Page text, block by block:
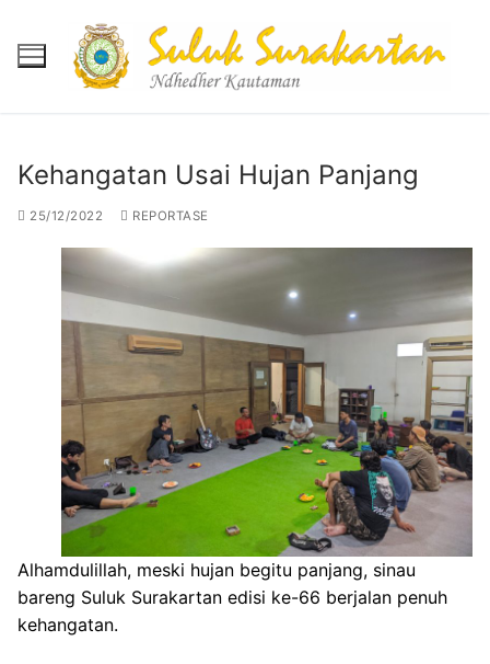
content
Berita
Mukadimah
Reportase
Kehangatan Usai Hujan Panjang
25/12/2022 REPORTASE
Alhamdulillah, meski hujan begitu panjang, sinau
bareng Suluk Surakartan edisi ke-66 berjalan penuh
kehangatan.